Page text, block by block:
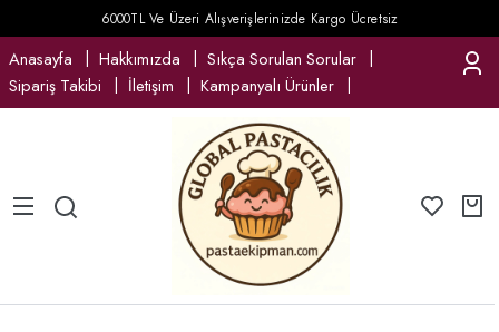
6000TL Ve Üzeri Alışverişlerinizde Kargo Ücretsiz
Anasayfa Hakkımızda
Sıkça Sorulan Sorular
Sipariş Takibi
İletişim Kampanyalı Ürünler